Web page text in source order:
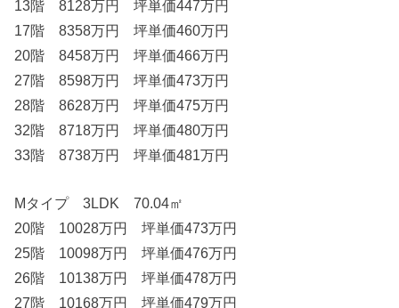
13階 8128万円 坪単価447万円
17階 8358万円 坪単価460万円
20階 8458万円 坪単価466万円
27階 8598万円 坪単価473万円
28階 8628万円 坪単価475万円
32階 8718万円 坪単価480万円
33階 8738万円 坪単価481万円
Mタイプ 3LDK 70.04㎡
20階 10028万円 坪単価473万円
25階 10098万円 坪単価476万円
26階 10138万円 坪単価478万円
27階 10168万円 坪単価479万円